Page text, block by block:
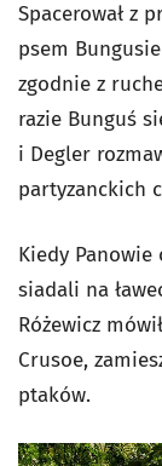
Spacerował z
psem
zgodnie z
razie Bunguś
i Degler
partyzanckich
Kiedy
siadali na
Różewicz
Crusoe,
ptaków.